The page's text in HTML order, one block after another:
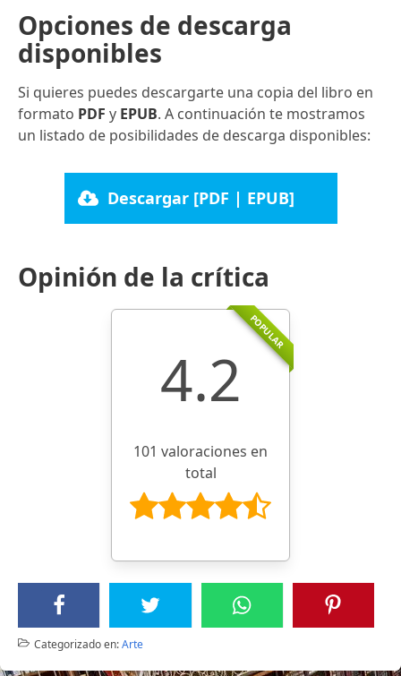
Opciones de descarga
disponibles
Si quieres puedes descargarte una copia del libro en
formato PDF y EPUB. A continuación te mostramos
un listado de posibilidades de descarga disponibles:
Descargar [PDF | EPUB]
Opinión de la crítica
POPULAR
4.2
101 valoraciones en
total
Categorizado en:Arte